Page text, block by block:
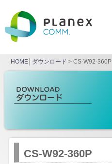
HOME ダウンロード > CS-W92-360P
CS-W92-360P